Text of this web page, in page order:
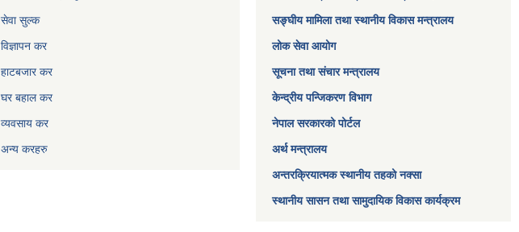
सेवा सुल्क
विज्ञापन कर
हाटबजार कर
घर बहाल कर
व्यवसाय कर
अन्य करहरु
सङ्घीय मामिला तथा स्थानीय विकास मन्त्रालय
लोक सेवा आयोग
सूचना तथा संचार मन्त्रालय
केन्द्रीय पन्जिकरण विभाग
नेपाल सरकारको पोर्टल
अर्थ मन्त्रालय
अन्तरक्रियात्मक स्थानीय तहको नक्सा
स्थानीय सासन तथा सामुदायिक विकास कार्यक्रम